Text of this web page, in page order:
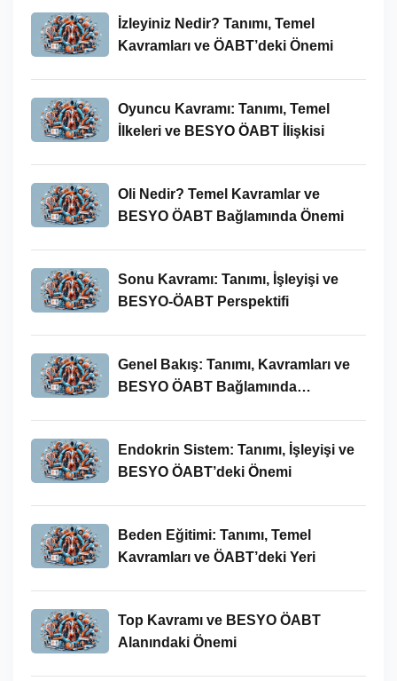
İzleyiniz Nedir? Tanımı, Temel
Kavramları ve ÖABT’deki Önemi
Oyuncu Kavramı: Tanımı, Temel
İlkeleri ve BESYO ÖABT İlişkisi
Oli Nedir? Temel Kavramlar ve
BESYO ÖABT Bağlamında Önemi
Sonu Kavramı: Tanımı, İşleyişi ve
BESYO-ÖABT Perspektifi
Genel Bakış: Tanımı, Kavramları ve
BESYO ÖABT Bağlamında
Endokrin Sistem: Tanımı, İşleyişi ve
BESYO ÖABT’deki Önemi
Beden Eğitimi: Tanımı, Temel
Kavramları ve ÖABT’deki Yeri
Top Kavramı ve BESYO ÖABT
Alanındaki Önemi